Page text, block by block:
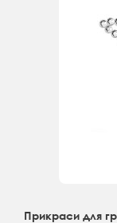
Прикраси для